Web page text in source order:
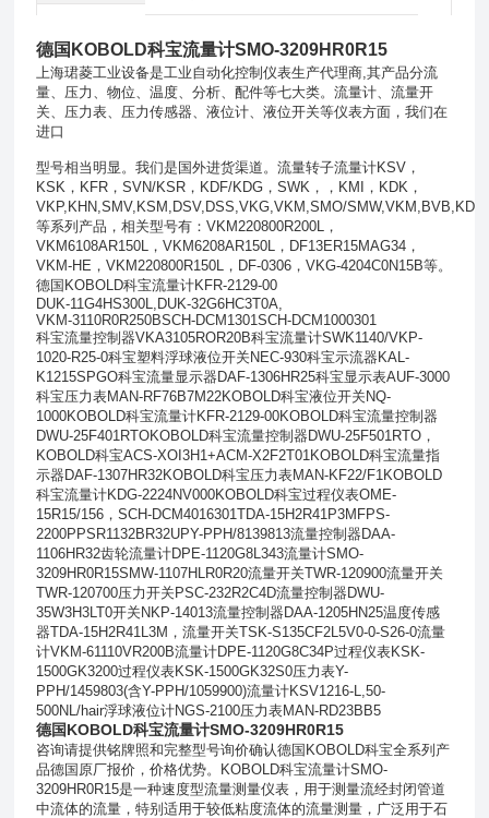
德国KOBOLD科宝流量计SMO-3209HR0R15
上海珺菱工业设备是工业自动化控制仪表生产代理商,其产品分流
量、压力、物位、温度、分析、配件等七大类。流量计、流量开
关、压力表、压力传感器、液位计、液位开关等仪表方面，我们在
进口
型号相当明显。我们是国外进货渠道。流量转子流量计KSV ，
KSK ， KFR ，SVN/KSR ， KDF/KDG ，SWK ， ， KMI ， KDK ，
VKP,KHN,SMV,KSM,DSV,DSS,VKG,VKM,SMO/SMW,VKM,BVB,KDM
等系列产品，相关型号有：VKM220800R200L ，
VKM6108AR150L ，VKM6208AR150L ， DF13ER15MAG34 ，
VKM-HE ，VKM220800R150L ， DF-0306 ，VKG-4204C0N15B等。
德国KOBOLD科宝流量计KFR-2129-00
DUK-11G4HS300L,DUK-32G6HC3T0A,
VKM-3110R0R250BSCH-DCM1301SCH-DCM1000301
科宝流量控制器VKA3105ROR20B科宝流量计SWK1140/VKP-
1020-R25-0科宝塑料浮球液位开关NEC-930科宝示流器KAL-
K1215SPGO科宝流量显示器DAF-1306HR25科宝显示表AUF-3000
科宝压力表MAN-RF76B7M22KOBOLD科宝液位开关 NQ-
1000KOBOLD科宝流量计KFR-2129-00KOBOLD科宝流量控制器
DWU-25F401RTOKOBOLD科宝流量控制器 DWU-25F501RTO ，
KOBOLD科宝ACS-XOI3H1+ACM-X2F2T01KOBOLD科宝流量指
示器 DAF-1307HR32KOBOLD科宝压力表MAN-KF22/F1KOBOLD
科宝流量计KDG-2224NV000KOBOLD科宝过程仪表OME-
15R15/156 ，SCH-DCM4016301TDA-15H2R41P3MFPS-
2200PPSR1132BR32UPY-PPH/8139813流量控制器 DAA-
1106HR32齿轮流量计DPE-1120G8L343流量计SMO-
3209HR0R15SMW-1107HLR0R20流量开关TWR-120900流量开关
TWR-120700压力开关 PSC-232R2C4D流量控制器 DWU-
35W3H3LT0开关 NKP-14013流量控制器 DAA-1205HN25温度传感
器TDA-15H2R41L3M ，流量开关TSK-S135CF2L5V0-0-S26-0流量
计VKM-61110VR200B流量计DPE-1120G8C34P过程仪表KSK-
1500GK3200过程仪表KSK-1500GK32S0压力表Y-
PPH/1459803(含Y-PPH/1059900)流量计KSV1216-L,50-
500NL/hair浮球液位计NGS-2100压力表MAN-RD23BB5
德国KOBOLD科宝流量计SMO-3209HR0R15
咨询请提供铭牌照和完整型号询价确认德国KOBOLD科宝全系列产
品德国原厂报价，价格优势。
KOBOLD科宝流量计SMO-
3209HR0R15是一种速度型流量测量仪表，用于测量流经封闭管道
中流体的流量，特别适用于较低粘度流体的流量测量，广泛用于石